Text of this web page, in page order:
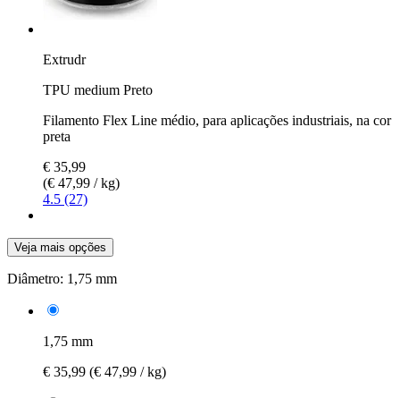
Extrudr
TPU medium Preto
Filamento Flex Line médio, para aplicações industriais, na cor
preta
€ 35,99
(€ 47,99 / kg)
4.5 (27)
Veja mais opções
Diâmetro: 1,75 mm
1,75 mm
€ 35,99 (€ 47,99 / kg)